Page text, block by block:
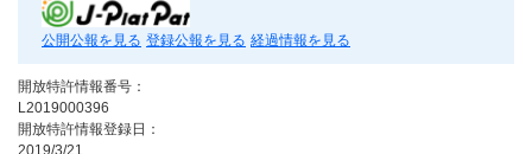
公開公報を見る 登録公報を見る 経過情報を見る
開放特許情報番号：
L2019000396
開放特許情報登録日：
2019/3/21